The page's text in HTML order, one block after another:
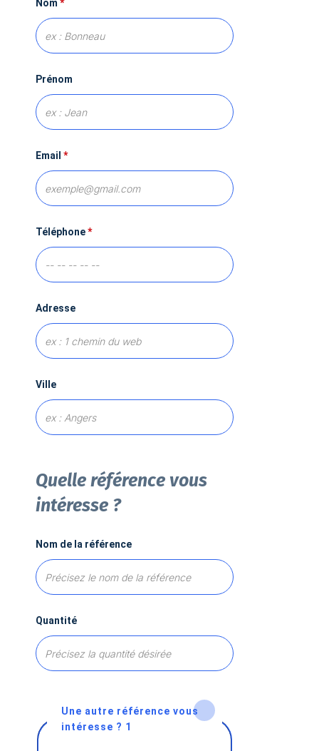
Nom *
Prénom
Email *
Téléphone*
Adresse
Ville
Quelle référence vous
intéresse ?
Nom de la référence
Quantité
Une autre référence vous
intéresse ? 1